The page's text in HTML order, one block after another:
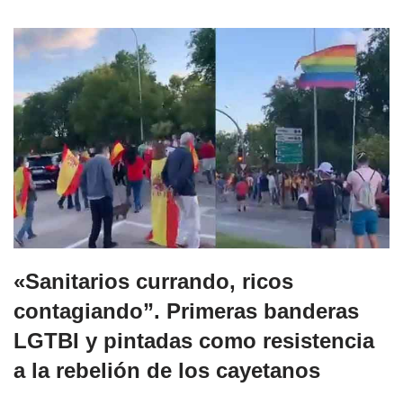
«Sanitarios currando, ricos
contagiando”. Primeras banderas
LGTBI y pintadas como resistencia
a la rebelión de los cayetanos